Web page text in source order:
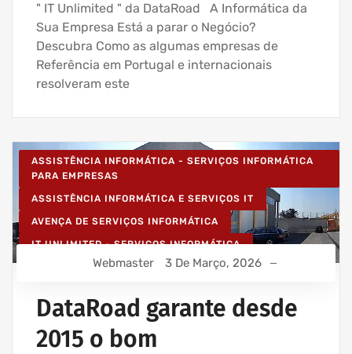
" IT Unlimited " da DataRoad A Informática da
Sua Empresa Está a parar o Negócio?
Descubra Como as algumas empresas de
Referência em Portugal e internacionais
resolveram este
ASSISTÊNCIA INFORMÁTICA - SERVIÇOS INFORMÁTICA
PARA EMPRESAS
ASSISTÊNCIA INFORMÁTICA E SERVIÇOS IT
AVENÇA DE SERVIÇOS INFORMÁTICA
IT UNLIMITED - SERVIÇOS INFORMÁTICA
MANUTENÇÃO INFORMÁTICA EMPRESAS
Webmaster 3 De Março, 2026
DataRoad garante desde
2015 o bom